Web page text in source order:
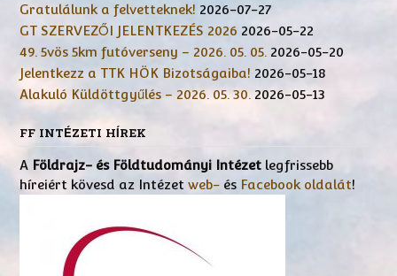
Gratulálunk a felvetteknek! 2026-07-27
GT SZERVEZŐI JELENTKEZÉS 2026 2026-05-22
49. 5vös 5km futóverseny – 2026. 05. 05. 2026-05-20
Jelentkezz a TTK HÖK Bizotságaiba! 2026-05-18
Alakuló Küldöttgyűlés – 2026. 05. 30. 2026-05-13
FF INTÉZETI HÍREK
A Földrajz- és Földtudományi Intézet legfrissebb
híreiért kövesd az Intézet web- és Facebook oldalát!